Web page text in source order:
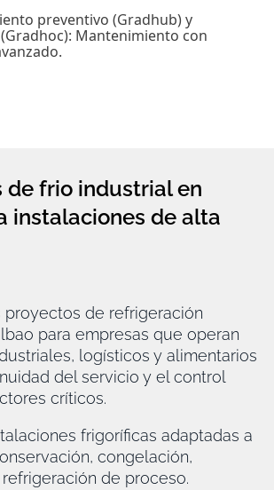
preventivo (Gradhub) y
Mantenimiento con
de frio industrial en
instalaciones de alta
proyectos de refrigeración
para empresas que operan
logísticos y alimentarios
del servicio y el control
críticos.
frigoríficas adaptadas a
congelación,
de proceso.